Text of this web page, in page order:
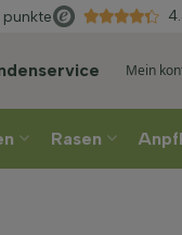
Sie Ihre
Mein
Rasen